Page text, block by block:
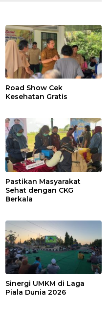
Road Show Cek
Kesehatan Gratis
Pastikan Masyarakat
Sehat dengan CKG
Berkala
Sinergi UMKM di Laga
Piala Dunia 2026